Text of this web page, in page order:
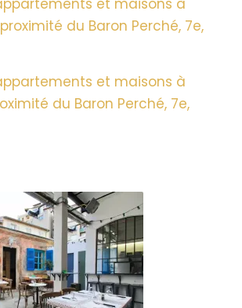
et maisons à
du Baron Perché, 7e,
et maisons à
du Baron Perché, 7e,